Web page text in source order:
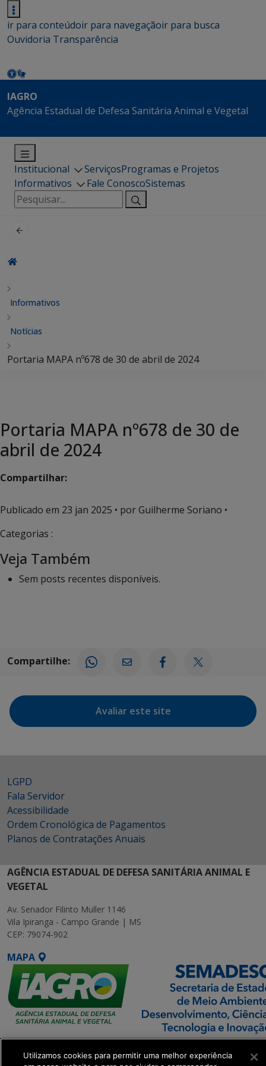
ir para conteúdoir para navegaçãoir para busca
Ouvidoria Transparência
IAGRO
Agência Estadual de Defesa Sanitária Animal e Vegetal
Institucional ServiçosProgramas e Projetos
Informativos
Fale ConoscoSistemas
Pesquisar
por:
Informativos
Notícias
Portaria MAPA nº678 de 30 de abril de 2024
Portaria MAPA nº678 de 30 de
abril de 2024
Compartilhar:
Publicado em 23 jan 2025 • por Guilherme Soriano •
Categorias :
Veja Também
Sem posts recentes disponíveis.
Compartilhe:
Avaliar este site
LGPD
Fala Servidor
Acessibilidade
Ordem Cronológica de Pagamentos
Planos de Contratações Anuais
AGÊNCIA ESTADUAL DE DEFESA SANITÁRIA ANIMAL E
VEGETAL
Av. Senador Filinto Muller 1146
Vila Ipiranga - Campo Grande | MS
CEP: 79074-902
MAPA
Executiva de
Utilizamos cookies para permitir uma melhor experiência